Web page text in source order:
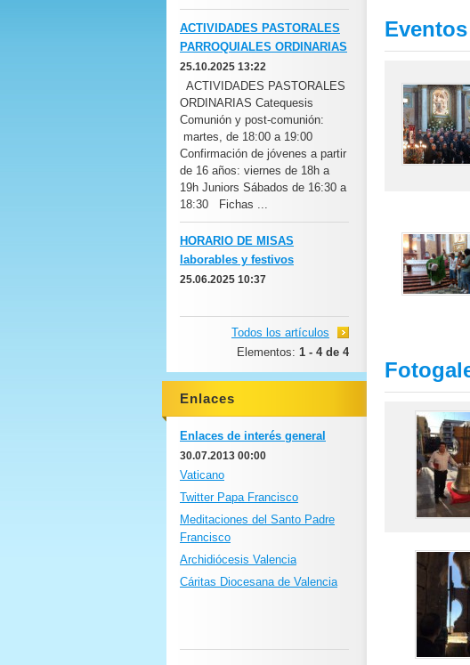
ACTIVIDADES PASTORALES
PARROQUIALES ORDINARIAS
25.10.2025 13:22
ACTIVIDADES PASTORALES
ORDINARIAS Catequesis
Comunión y post-comunión:
martes, de 18:00 a 19:00
Confirmación de jóvenes a partir
de 16 años: viernes de 18h a
19h Juniors Sábados de 16:30 a
18:30 Fichas ...
HORARIO DE MISAS
laborables y festivos
25.06.2025 10:37
Todos los artículos
Elementos: 1 - 4 de 4
Enlaces
Enlaces de interés general
30.07.2013 00:00
Vaticano
Twitter Papa Francisco
Meditaciones del Santo Padre
Francisco
Archidiócesis Valencia
Cáritas Diocesana de Valencia